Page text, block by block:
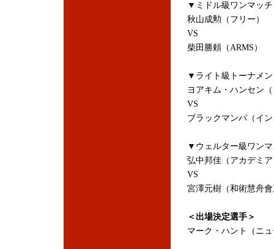
▼ミドル級ワンマッチ
秋山成勲（フリー）
VS
柴田勝頼（ARMS）
▼ライト級トーナメ
ヨアキム・ハンセン
VS
ブラックマンバ（イ
▼ウェルター級ワン
弘中邦佳（アカデミ
VS
宮澤元樹（和術慧舟
＜出場決定選手＞
マーク・ハント（ニ